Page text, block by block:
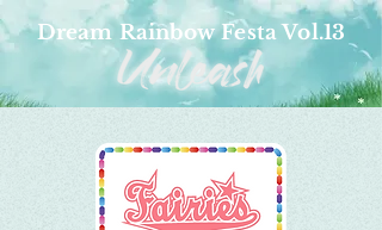
Dream Rainbow Festa Vol.13